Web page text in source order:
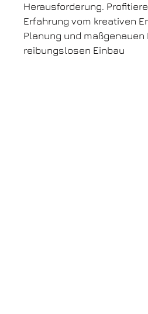
Herausforderung.
Erfahrung vom kreativen
Planung und maßgenauen
reibungslosen Einbau